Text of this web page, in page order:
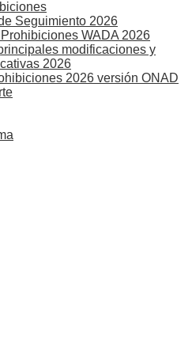
Seguimiento 2026
WADA 2026
modificaciones y
2026
2026 versión ONAD